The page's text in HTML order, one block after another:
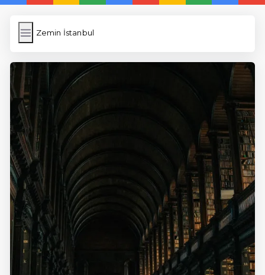
Zemin İstanbul
Zemin İstanbul
Resim Yükle
Wordpress Cache
Anasayfa
5 Günde İngilizce
İngilizce
Dil Eğitimi
En Hızlı İngilizce
En Kolay İngilizce